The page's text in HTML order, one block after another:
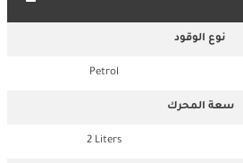
نوع الوقود
Petrol
سعة المحرك
2 Liters